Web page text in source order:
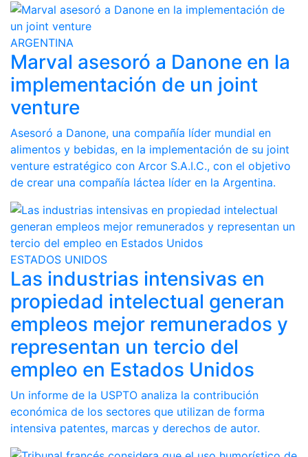
ARGENTINA
Marval asesoró a Danone en la
implementación de un joint
venture
Asesoró a Danone, una compañía líder mundial en
alimentos y bebidas, en la implementación de su joint
venture estratégico con Arcor S.A.I.C., con el objetivo
de crear una compañía láctea líder en la Argentina.
ESTADOS UNIDOS
Las industrias intensivas en
propiedad intelectual generan
empleos mejor remunerados y
representan un tercio del
empleo en Estados Unidos
Un informe de la USPTO analiza la contribución
económica de los sectores que utilizan de forma
intensiva patentes, marcas y derechos de autor.